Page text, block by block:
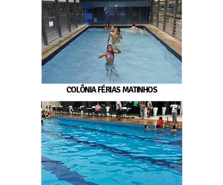
COLÔNIA FÉRIAS MATINHOS